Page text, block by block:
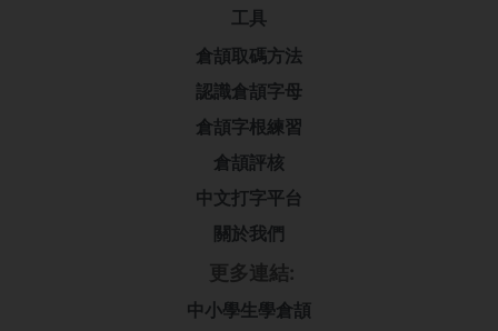
工具
倉頡取碼方法
認識倉頡字母
倉頡字根練習
倉頡評核
中文打字平台
關於我們
更多連結:
中小學生學倉頡